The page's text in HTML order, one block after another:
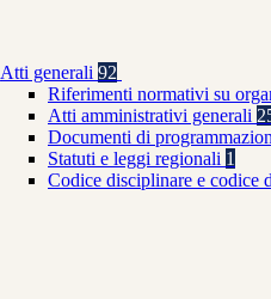
Atti generali 92
Riferimenti normativi su
Atti amministrativi generali
Documenti di
Statuti e leggi regionali 1
Codice disciplinare e codice